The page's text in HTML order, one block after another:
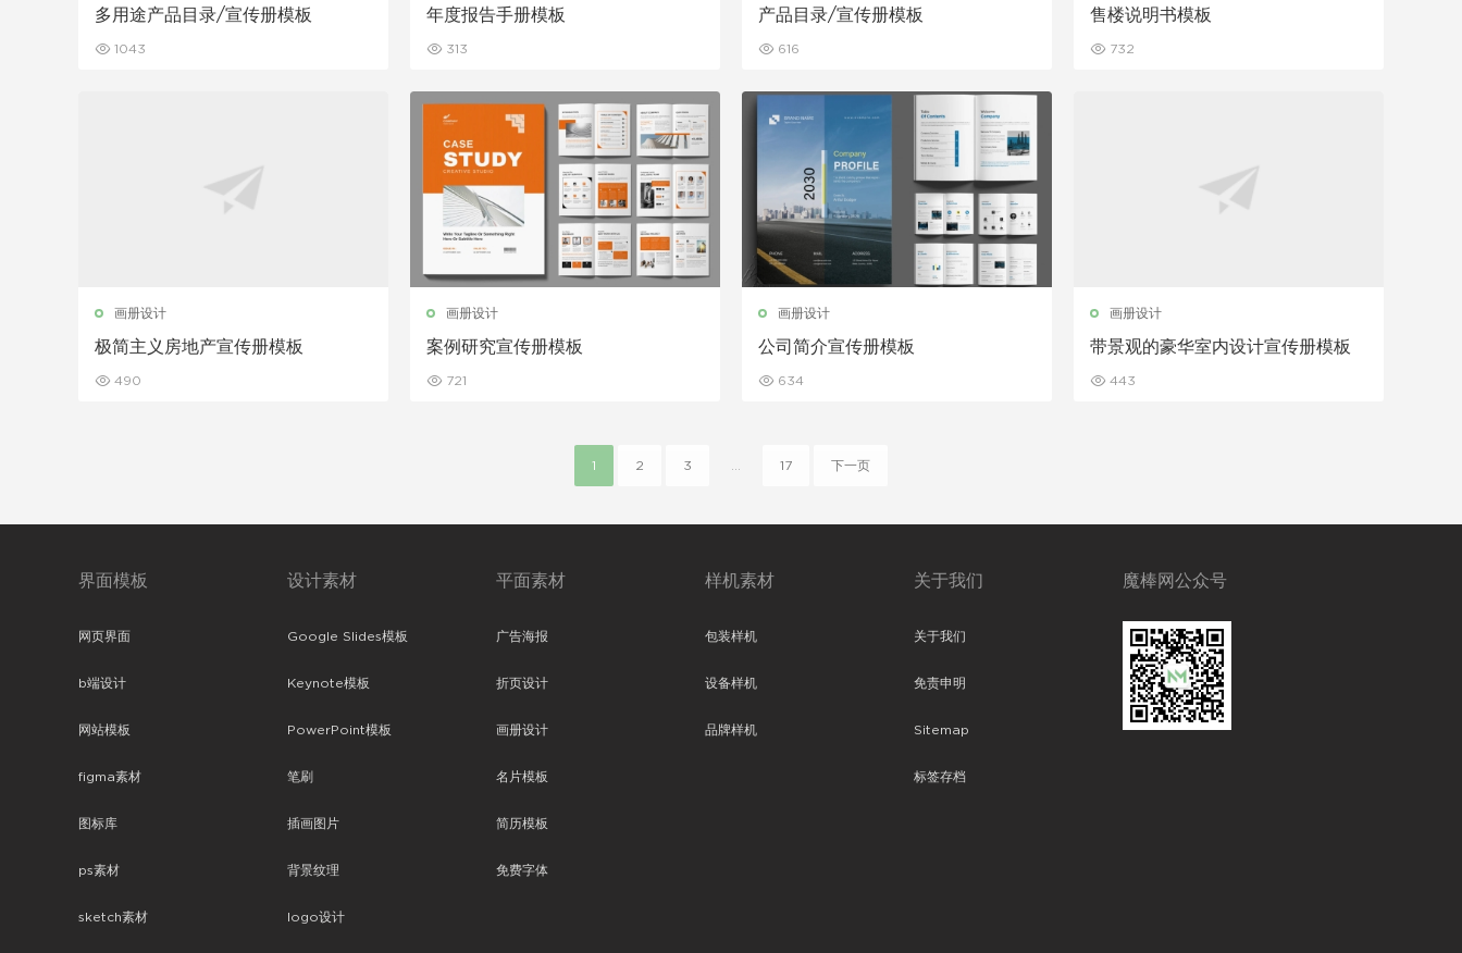
多用途产品目录/宣传册模板
1043
年度报告手册模板
313
产品目录/宣传册模板
616
售楼说明书模板
732
画册设计
极简主义房地产宣传册模板
490
画册设计
案例研究宣传册模板
721
画册设计
公司简介宣传册模板
634
画册设计
带景观的豪华室内设计宣传册模板
443
1 2 3 17 下一页
界面模板
网页界面
b端设计
网站模板
figma素材
图标库
ps素材
sketch素材
设计素材
Google Slides模板
Keynote模板
PowerPoint模板
笔刷
插画图片
背景纹理
logo设计
平面素材
广告海报
折页设计
画册设计
名片模板
简历模板
免费字体
样机素材
包装样机
设备样机
品牌样机
关于我们
关于我们
免责申明
Sitemap
标签存档
魔棒网公众号